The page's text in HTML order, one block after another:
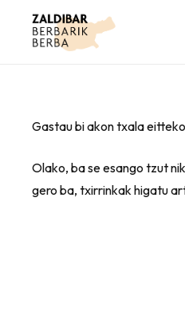
Gastau bi akon txala
Olako, ba se esango tzut
gero ba, txirrinkak higatu